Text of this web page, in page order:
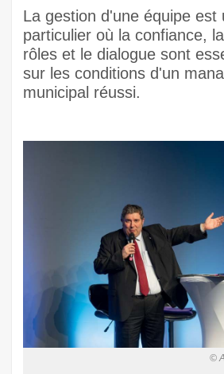
La gestion d'une équipe est
particulier où la confiance,
rôles et le dialogue sont
sur les conditions d'un
municipal réussi.
©